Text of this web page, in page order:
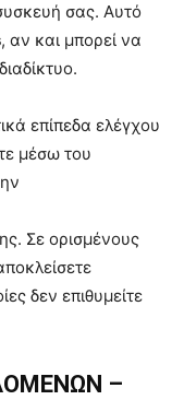
σας. Αυτό
, αν και μπορεί να
επίπεδα ελέγχου
μέσω του
Σε ορισμένους
δεν επιθυμείτε
–